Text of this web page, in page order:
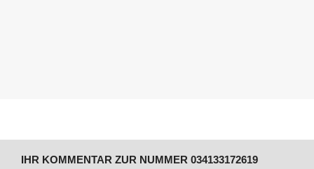
IHR KOMMENTAR ZUR NUMMER 034133172619